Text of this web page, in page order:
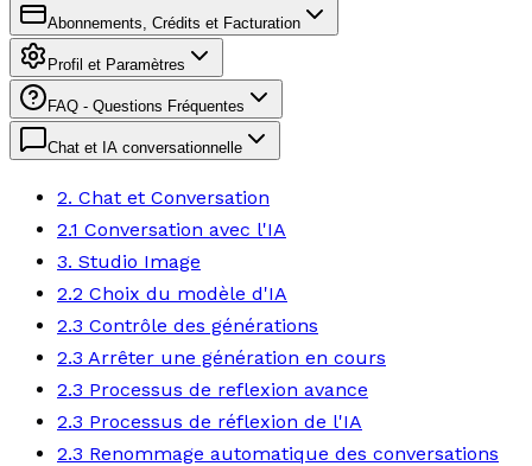
Abonnements, Crédits et Facturation
Profil et Paramètres
FAQ - Questions Fréquentes
Chat et IA conversationnelle
2. Chat et Conversation
2.1 Conversation avec l'IA
3. Studio Image
2.2 Choix du modèle d'IA
2.3 Contrôle des générations
2.3 Arrêter une génération en cours
2.3 Processus de reflexion avance
2.3 Processus de réflexion de l'IA
2.3 Renommage automatique des conversations